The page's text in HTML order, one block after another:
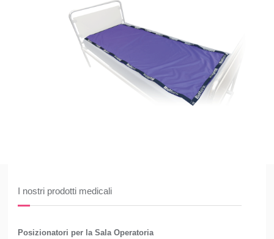
I nostri prodotti medicali
Posizionatori per la Sala Operatoria